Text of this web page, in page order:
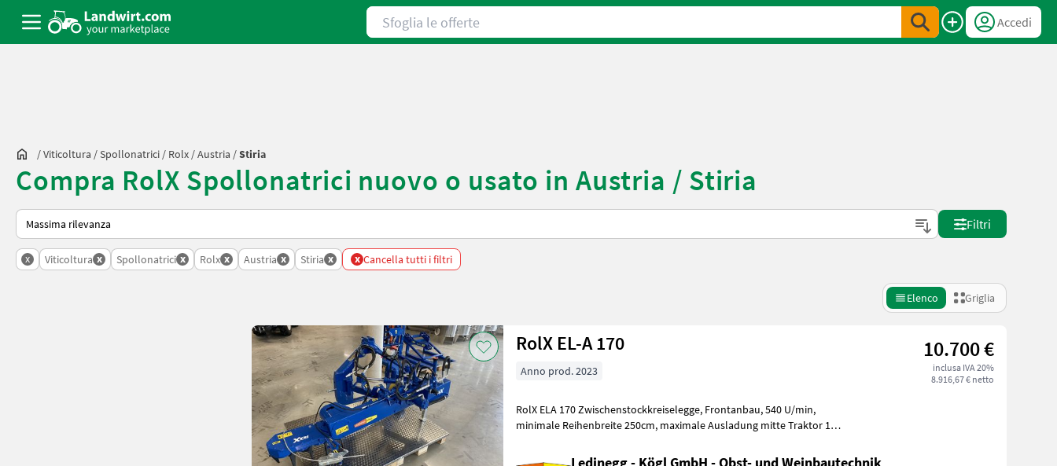
Sfoglia le offerte
Accedi
/Viticoltura /Spollonatrici / Rolx /Austria /Stiria
Compra RolX Spollonatrici nuovo o usato in Austria / Stiria
Ecco come viene ordinato su Landwirt.com
Filtri
x Viticoltura x Spollonatrici x Rolx x Austria x Stiria x x Cancella tutti i filtri
Elenco Griglia
RolX EL-A 170 10.700 €
inclusa IVA 20%
8.916,67 € netto
Anno prod. 2023
RolX ELA 170 Zwischenstockkreiselegge, Frontanbau, 540 U/min,
minimale Reihenbreite 250cm, maximale Ausladung mitte Traktor 170